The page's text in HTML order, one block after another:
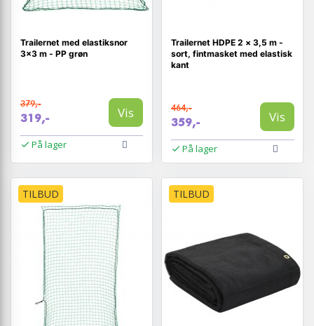
Trailernet med elastiksnor
3×3 m - PP grøn
379,-
319,- Vis
På lager
Trailernet HDPE 2 × 3,5 m -
sort, fintmasket med elastisk
kant
464,-
359,- Vis
På lager
TILBUD TILBUD